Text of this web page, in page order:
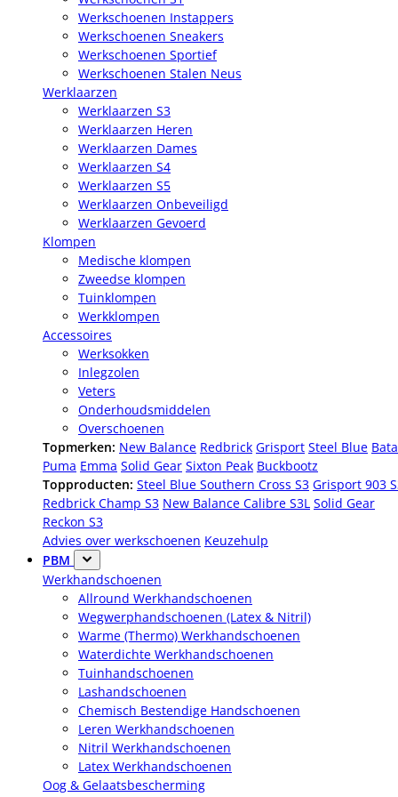
Werkschoenen Instappers
Werkschoenen Sneakers
Werkschoenen Sportief
Werkschoenen Stalen Neus
Werklaarzen
Werklaarzen S3
Werklaarzen Heren
Werklaarzen Dames
Werklaarzen S4
Werklaarzen S5
Werklaarzen Onbeveiligd
Werklaarzen Gevoerd
Klompen
Medische klompen
Zweedse klompen
Tuinklompen
Werkklompen
Accessoires
Werksokken
Inlegzolen
Veters
Onderhoudsmiddelen
Overschoenen
Topmerken: New Balance Redbrick Grisport Steel Blue Bata
Puma Emma Solid Gear Sixton Peak Buckbootz
Topproducten: Steel Blue Southern Cross S3 Grisport 903
Redbrick Champ S3 New Balance Calibre S3L Solid Gear
Reckon S3
Advies over werkschoenen Keuzehulp
PBM
Werkhandschoenen
Allround Werkhandschoenen
Wegwerphandschoenen (Latex & Nitril)
Warme (Thermo) Werkhandschoenen
Waterdichte Werkhandschoenen
Tuinhandschoenen
Lashandschoenen
Chemisch Bestendige Handschoenen
Leren Werkhandschoenen
Nitril Werkhandschoenen
Latex Werkhandschoenen
Oog & Gelaatsbescherming